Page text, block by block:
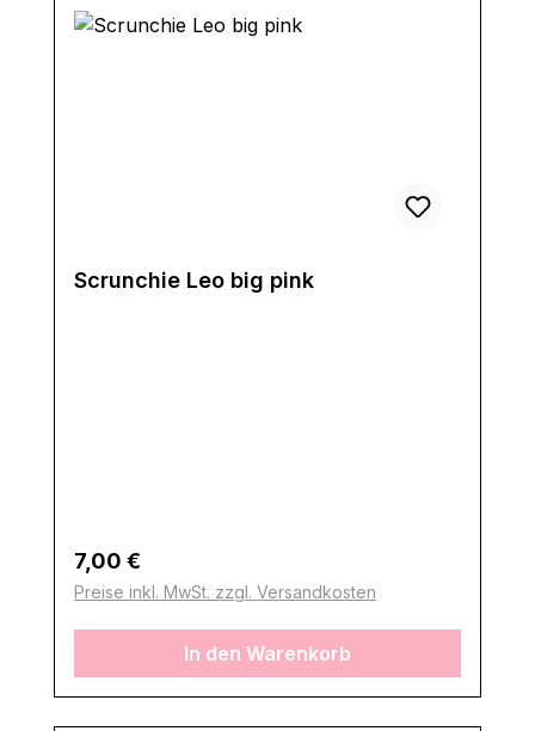
Scrunchie Leo big pink
Regulärer Preis:
7,00 €
Preise inkl. MwSt. zzgl. Versandkosten
In den Warenkorb